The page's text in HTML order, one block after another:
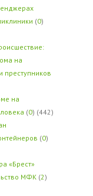
(0)
на
преступников
на
(0) (442)
(0)
«Брест»
МФК (2)